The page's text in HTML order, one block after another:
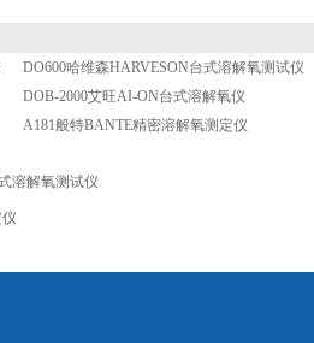
DO600哈维森HARVESON台式溶解氧测试仪
DOB-2000艾旺AI-ON台式溶解氧仪
A181般特BANTE精密溶解氧测定仪
溶解氧测试仪